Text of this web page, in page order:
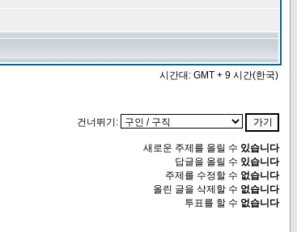
시간대: GMT + 9 시간(한국)
건너뛰기:
새로운 주제를 올릴 수 있습니다
답글을 올릴 수 있습니다
주제를 수정할 수 없습니다
올린 글을 삭제할 수 없습니다
투표를 할 수 없습니다